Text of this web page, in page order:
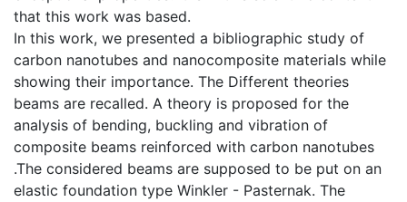
that this work was based.
In this work, we presented a bibliographic study of
carbon nanotubes and nanocomposite materials while
showing their importance. The Different theories
beams are recalled. A theory is proposed for the
analysis of bending, buckling and vibration of
composite beams reinforced with carbon nanotubes
.The considered beams are supposed to be put on an
elastic foundation type Winkler - Pasternak. The